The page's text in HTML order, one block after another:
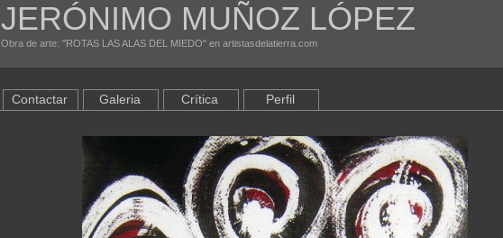
JERÓNIMO MUÑOZ LÓPEZ
Obra de arte: "ROTAS LAS ALAS DEL MIEDO" en artistasdelatierra.com
Contactar Galeria Crítica Perfil